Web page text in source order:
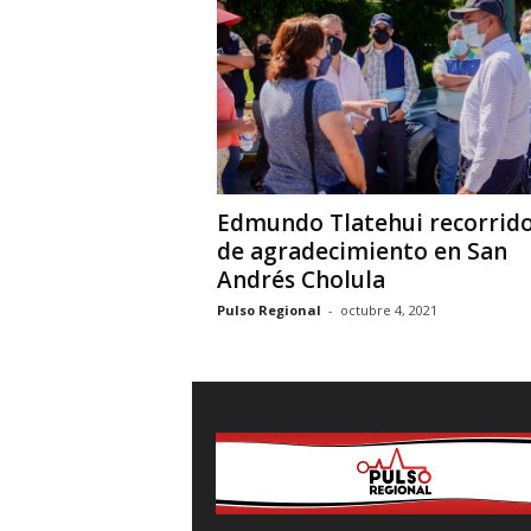
Edmundo Tlatehui
de agradecimiento en San
Andrés Cholula
Pulso Regional - octubre 4, 2021